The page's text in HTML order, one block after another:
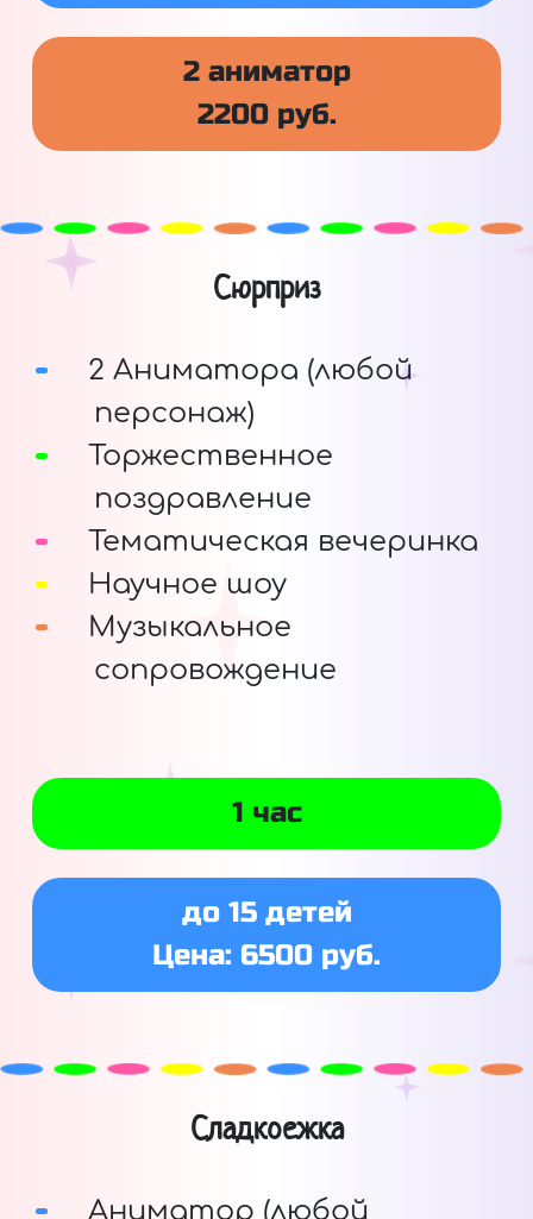
2 аниматор
2200 руб.
Сюрприз
2 Аниматора (любой
персонаж)
Торжественное
поздравление
Тематическая вечеринка
Научное шоу
Музыкальное
сопровождение
1 час
до 15 детей
Цена: 6500 руб.
Сладкоежка
Аниматор (любой